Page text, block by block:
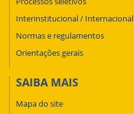
Interinstitucional / Internacional
Normas e regulamentos
Orientações gerais
SAIBA MAIS
Mapa do site